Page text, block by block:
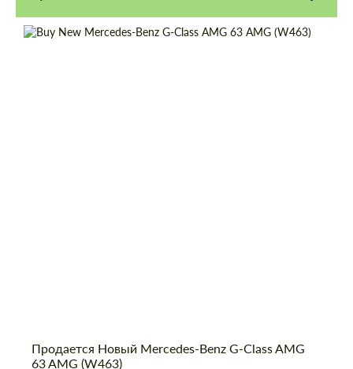
Продается Новый Mercedes-Benz G-Class AMG
63 AMG (W463)